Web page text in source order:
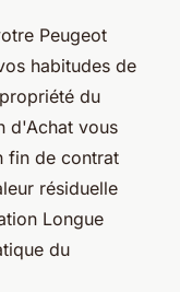
Peugeot
habitudes de
du
d'Achat vous
fin de contrat
résiduelle
Longue
du